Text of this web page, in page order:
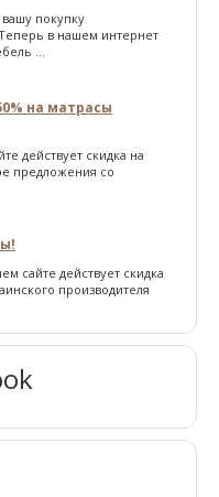
покупку
в нашем интернет
...
на матрасы
действует скидка на
предложения со
сайте действует скидка
производителя